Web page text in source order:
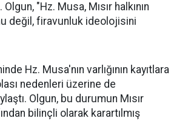
Olgun, "Hz. Musa, Mısır halkının
değil, firavunluk ideolojisini
Hz. Musa'nın varlığının kayıtlara
nedenleri üzerine de
Olgun, bu durumun Mısır
bilinçli olarak karartılmış